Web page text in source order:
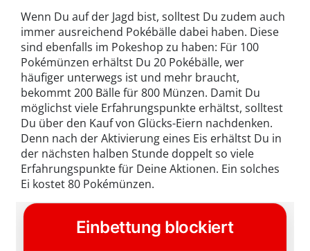
Wenn Du auf der Jagd bist, solltest Du zudem auch
immer ausreichend Pokébälle dabei haben. Diese
sind ebenfalls im Pokeshop zu haben: Für 100
Pokémünzen erhältst Du 20 Pokébälle, wer
häufiger unterwegs ist und mehr braucht,
bekommt 200 Bälle für 800 Münzen. Damit Du
möglichst viele Erfahrungspunkte erhältst, solltest
Du über den Kauf von Glücks-Eiern nachdenken.
Denn nach der Aktivierung eines Eis erhältst Du in
der nächsten halben Stunde doppelt so viele
Erfahrungspunkte für Deine Aktionen. Ein solches
Ei kostet 80 Pokémünzen.